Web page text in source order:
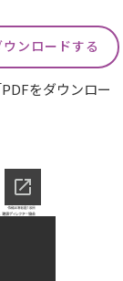
ンロードする
をダウンロー